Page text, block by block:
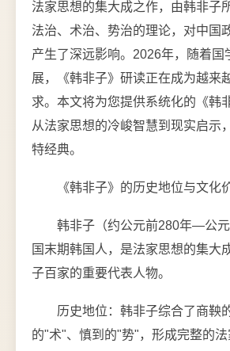
法家思想的集大成之作，由韩非子
法治、术治、势治的理论，对中国
产生了深远影响。2026年，随着国
展，《韩非子》研读正在成为越来
求。本文将为您提供系统化的《韩
从法家思想的冷峻智慧到现实启示
特经典。
《韩非子》的历史地位与文化
韩非子（约公元前280年—公
国末期韩国人，是法家思想的集大
子百家的重要代表人物。
历史地位：韩非子综合了商鞅
的"术"、慎到的"势"，形成完整的